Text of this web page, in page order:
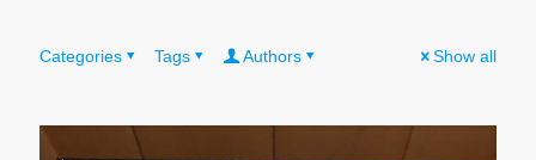
Categories Tags Authors Show all